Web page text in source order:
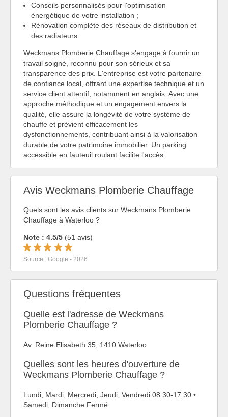
Conseils personnalisés pour l'optimisation
énergétique de votre installation ;
Rénovation complète des réseaux de distribution et
des radiateurs.
Weckmans Plomberie Chauffage s'engage à fournir un
travail soigné, reconnu pour son sérieux et sa
transparence des prix. L'entreprise est votre partenaire
de confiance local, offrant une expertise technique et un
service client attentif, notamment en anglais. Avec une
approche méthodique et un engagement envers la
qualité, elle assure la longévité de votre système de
chauffe et prévient efficacement les
dysfonctionnements, contribuant ainsi à la valorisation
durable de votre patrimoine immobilier. Un parking
accessible en fauteuil roulant facilite l'accès.
Avis Weckmans Plomberie Chauffage
Quels sont les avis clients sur Weckmans Plomberie
Chauffage à Waterloo ?
Note : 4.5/5 (51 avis)
Source : Google - 2026
Questions fréquentes
Quelle est l'adresse de Weckmans
Plomberie Chauffage ?
Av. Reine Elisabeth 35, 1410 Waterloo
Quelles sont les heures d'ouverture de
Weckmans Plomberie Chauffage ?
Lundi, Mardi, Mercredi, Jeudi, Vendredi 08:30-17:30 •
Samedi, Dimanche Fermé